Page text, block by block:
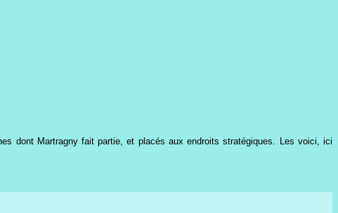
dont Martragny fait partie, et placés aux endroits stratégiques. Les voici, ici